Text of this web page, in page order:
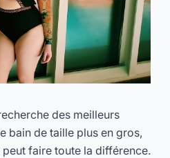
des meilleurs
bain de taille plus en gros,
faire toute la différence.